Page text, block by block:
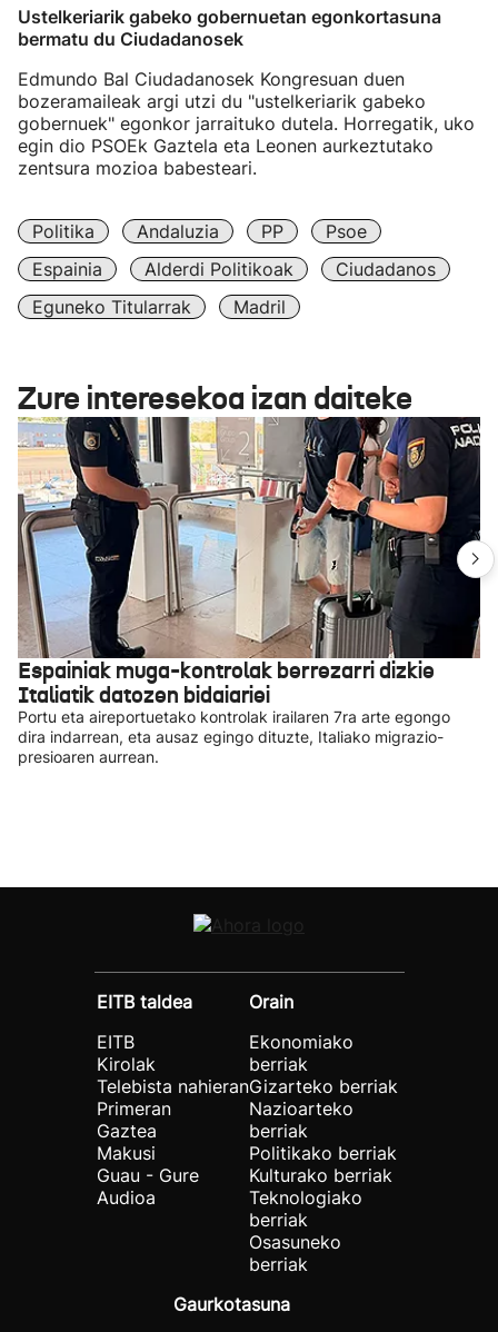
Ustelkeriarik gabeko gobernuetan egonkortasuna
bermatu du Ciudadanosek
Edmundo Bal Ciudadanosek Kongresuan duen
bozeramaileak argi utzi du "ustelkeriarik gabeko
gobernuek" egonkor jarraituko dutela. Horregatik, uko
egin dio PSOEk Gaztela eta Leonen aurkeztutako
zentsura mozioa babesteari.
Politika Andaluzia PP
Psoe
Espainia
Alderdi Politikoak
Ciudadanos
Eguneko Titularrak
Madril
Zure interesekoa izan daiteke
Espainiak muga-kontrolak berrezarri dizkie
Italiatik datozen bidaiariei
Portu eta aireportuetako kontrolak irailaren 7ra arte egongo
dira indarrean, eta ausaz egingo dituzte, Italiako migrazio-
presioaren aurrean.
EITB taldea
EITB
Kirolak
Telebista nahieran
Primeran
Gaztea
Makusi
Guau - Gure
Audioa
Orain
Ekonomiako
berriak
Gizarteko berriak
Nazioarteko
berriak
Politikako berriak
Kulturako berriak
Teknologiako
berriak
Osasuneko
berriak
Gaurkotasuna